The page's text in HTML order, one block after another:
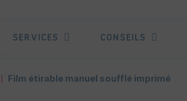
SERVICES CONSEILS
Film étirable manuel soufflé imprimé